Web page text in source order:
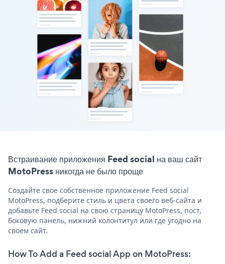
Встраивание приложения Feed social на ваш сайт
MotoPress никогда не было проще
Создайте свое собственное приложение Feed social
MotoPress, подберите стиль и цвета своего веб-сайта и
добавьте Feed social на свою страницу MotoPress, пост,
боковую панель, нижний колонтитул или где угодно на
своем сайт.
How To Add a Feed social App on MotoPress: